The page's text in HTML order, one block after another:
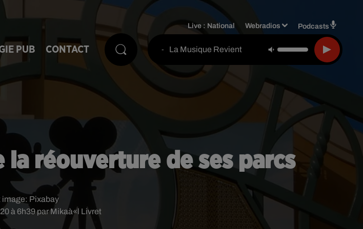
PUB CONTACT
Live : National Webradios Podcasts
- La Musique Revient
la réouverture de ses parcs
à 6h39 par Mikaà«l Livret
image: Pixabay